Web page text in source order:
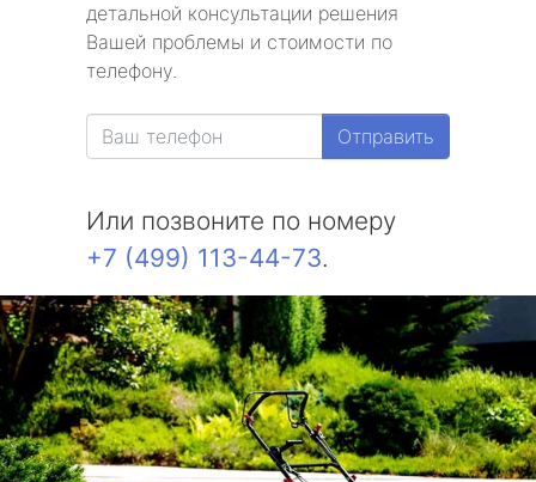
детальной консультации решения
Вашей проблемы и стоимости по
телефону.
Отправить
Или позвоните по номеру
+7 (499) 113-44-73.